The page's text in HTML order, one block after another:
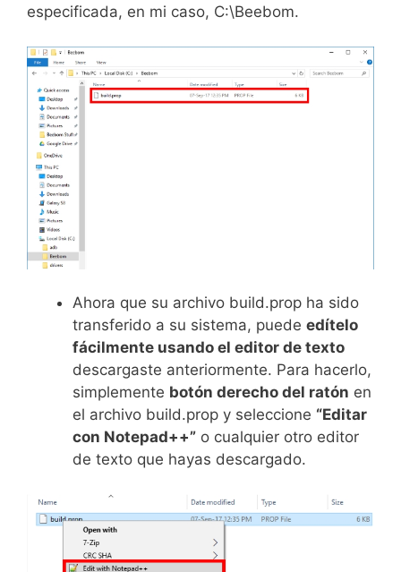
especificada, en mi caso, C:\Beebom.
Ahora que su archivo build.prop ha sido
transferido a su sistema, puede edítelo
fácilmente usando el editor de texto
descargaste anteriormente. Para hacerlo,
simplemente botón derecho del ratón en
el archivo build.prop y seleccione “Editar
con Notepad++” o cualquier otro editor
de texto que hayas descargado.